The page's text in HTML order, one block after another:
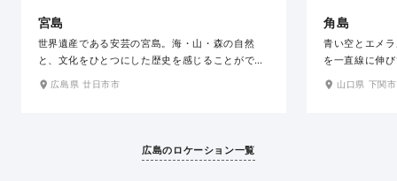
宮島
世界遺産である安芸の宮島。海・山・森の自然
と、文化をひとつにした歴史を感じることができ
るロケーションで、おふたりだけのとっておきの
す。（厳島神社、大鳥居の撮影は不可です。）
広島県 廿日市市
角島
青い空とエメ
を一直線に伸
ケ地にもなっ
山口県 下関市
広島のロケーション一覧